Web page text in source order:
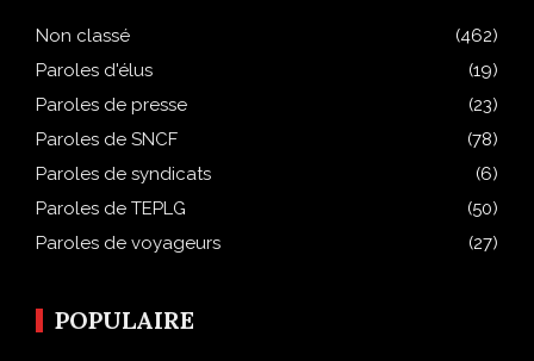
Non classé
(462)
Paroles d'élus
(19)
Paroles de presse
(23)
Paroles de SNCF
(78)
Paroles de syndicats
(6)
Paroles de TEPLG
(50)
Paroles de voyageurs
(27)
POPULAIRE